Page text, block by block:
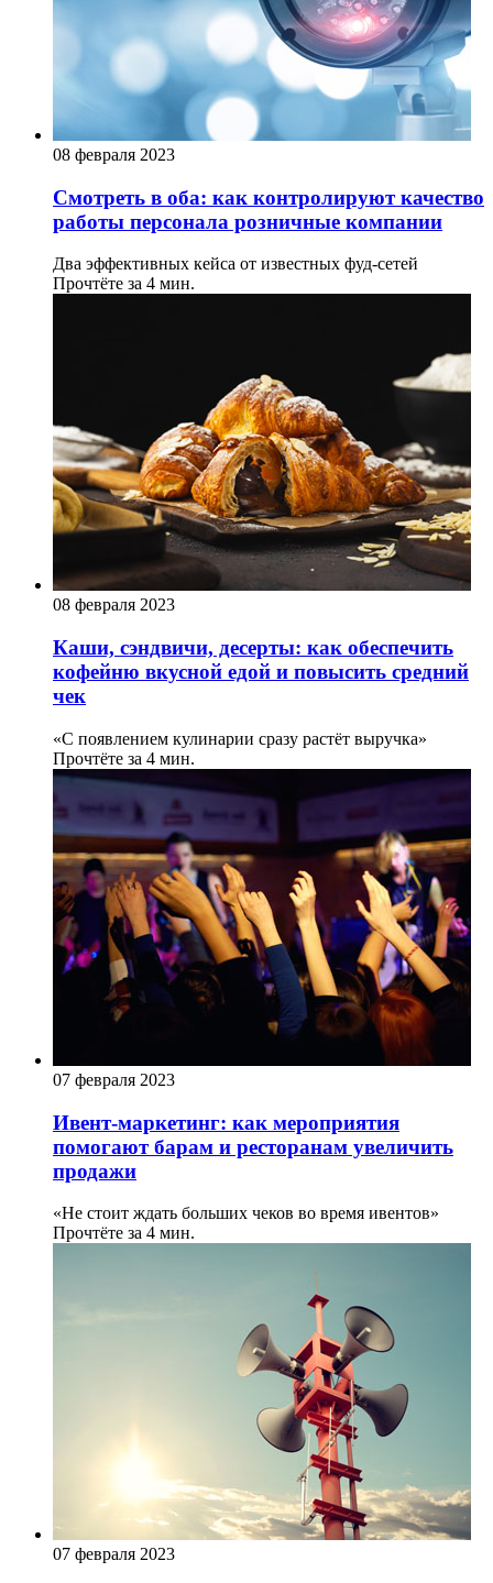
08 февраля 2023
Смотреть в оба: как контролируют качество
работы персонала розничные компании
Два эффективных кейса от известных фуд-сетей
Прочтёте за 4 мин.
08 февраля 2023
Каши, сэндвичи, десерты: как обеспечить
кофейню вкусной едой и повысить средний
чек
«С появлением кулинарии сразу растёт выручка»
Прочтёте за 4 мин.
07 февраля 2023
Ивент-маркетинг: как мероприятия
помогают барам и ресторанам увеличить
продажи
«Не стоит ждать больших чеков во время ивентов»
Прочтёте за 4 мин.
07 февраля 2023